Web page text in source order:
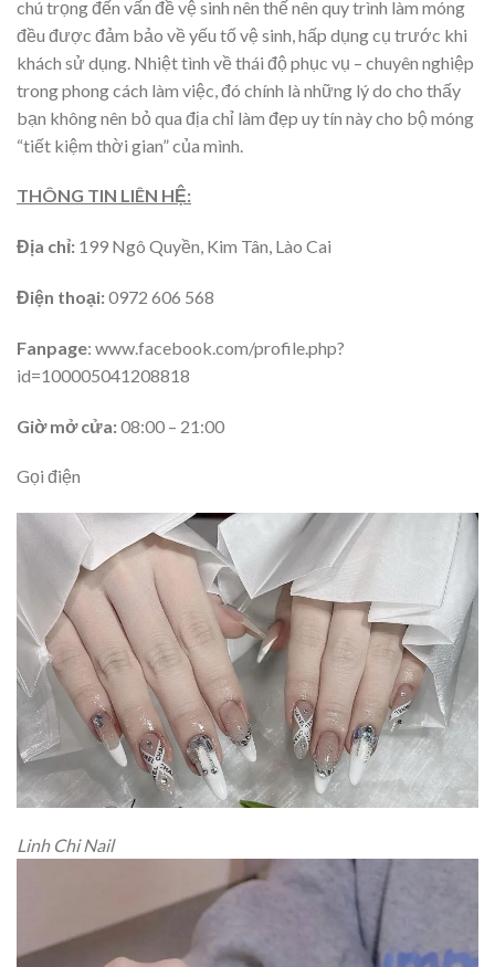
chú trọng đến vấn đề vệ sinh nên thế nên quy trình làm móng
đều được đảm bảo về yếu tố vệ sinh, hấp dụng cụ trước khi
khách sử dụng. Nhiệt tình về thái độ phục vụ – chuyên nghiệp
trong phong cách làm việc, đó chính là những lý do cho thấy
bạn không nên bỏ qua địa chỉ làm đẹp uy tín này cho bộ móng
“tiết kiệm thời gian” của mình.
THÔNG TIN LIÊN HỆ:
Địa chỉ: 199 Ngô Quyền, Kim Tân, Lào Cai
Điện thoại:0972 606 568
Fanpage: www.facebook.com/profile.php?
id=100005041208818
Giờ mở cửa:08:00 – 21:00
Gọi điện
Linh Chi Nail